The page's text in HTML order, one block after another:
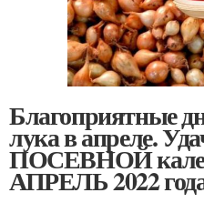
Благоприятные
лука в апреле.
ПОСЕВНОЙ
АПРЕЛЬ 2022